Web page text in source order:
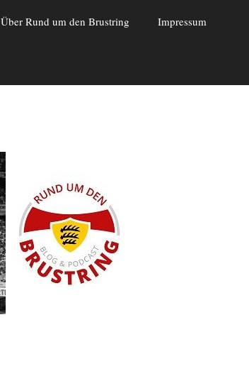
Über Rund um den Brustring Impressum